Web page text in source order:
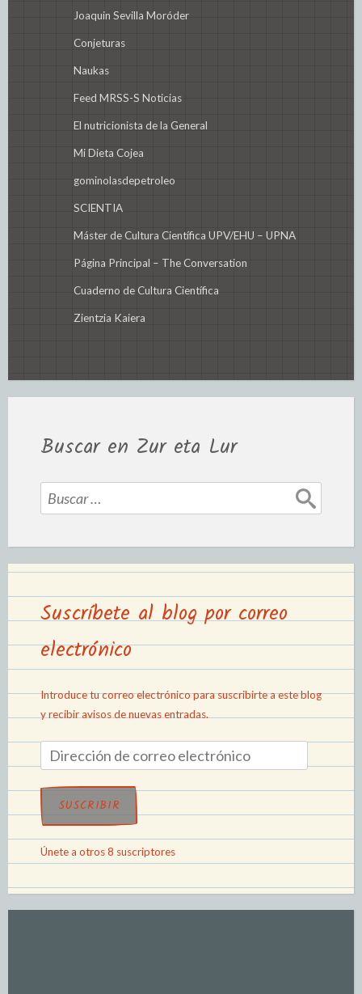
Joaquin Sevilla Moróder
Conjeturas
Naukas
Feed MRSS-S Noticias
El nutricionista de la General
Mi Dieta Cojea
gominolasdepetroleo
SCIENTIA
Máster de Cultura Científica UPV/EHU – UPNA
Página Principal – The Conversation
Cuaderno de Cultura Científica
Zientzia Kaiera
Buscar en Zur eta Lur
Suscríbete al blog por correo
electrónico
Introduce tu correo electrónico para suscribirte a este blog
y recibir avisos de nuevas entradas.
SUSCRIBIR
Únete a otros 8 suscriptores